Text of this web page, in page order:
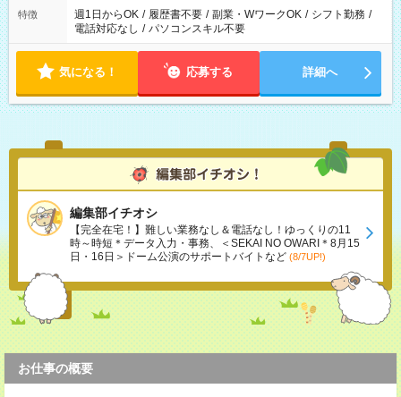
特徴 週1日からOK / 履歴書不要 / 副業・WワークOK / シフト勤務 /
電話対応なし / パソコンスキル不要
気になる！ 応募する 詳細へ
編集部イチオシ
【完全在宅！】難しい業務なし＆電話なし！ゆっくりの11
時～時短＊データ入力・事務、＜SEKAI NO OWARI＊8月15
日・16日＞ドーム公演のサポートバイトなど (8/7UP!)
お仕事の概要